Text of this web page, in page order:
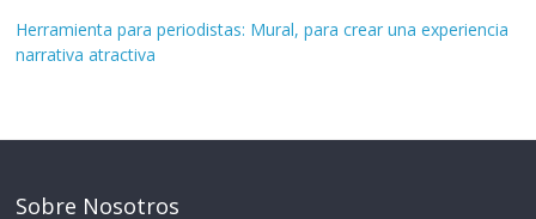
Herramienta para periodistas: Mural, para crear una experiencia
narrativa atractiva
Sobre Nosotros